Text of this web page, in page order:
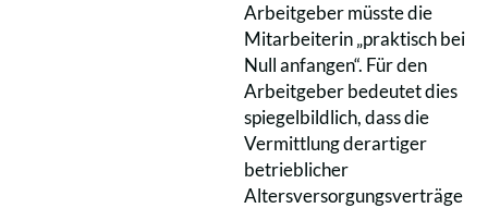
Arbeitgeber müsste die
Mitarbeiterin „praktisch bei
Null anfangen“. Für den
Arbeitgeber bedeutet dies
spiegelbildlich, dass die
Vermittlung derartiger
betrieblicher
Altersversorgungsverträge